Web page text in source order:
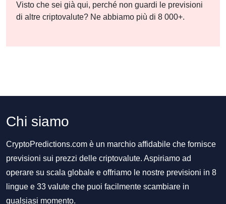
Visto che sei già qui, perché non guardi le previsioni
di altre criptovalute? Ne abbiamo più di 8 000+.
Chi siamo
CryptoPredictions.com è un marchio affidabile che fornisce
previsioni sui prezzi delle criptovalute. Aspiriamo ad
operare su scala globale e offriamo le nostre previsioni in 8
lingue e 33 valute che puoi facilmente scambiare in
qualsiasi momento.